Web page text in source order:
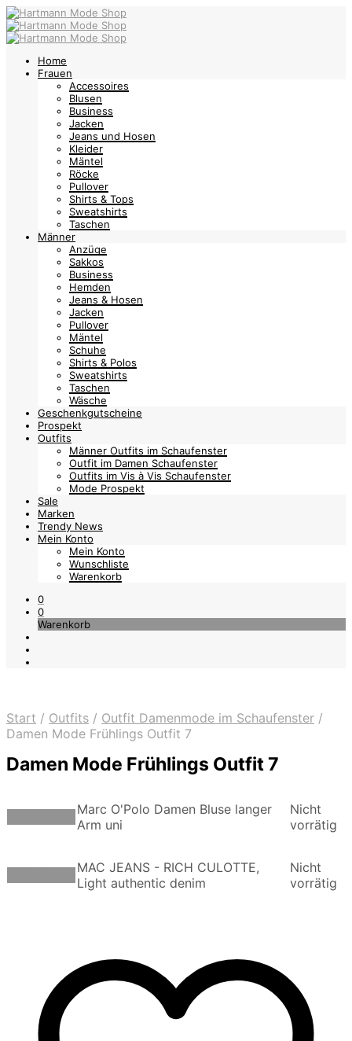
Home
Frauen
Accessoires
Blusen
Business
Jacken
Jeans und Hosen
Kleider
Mäntel
Röcke
Pullover
Shirts & Tops
Sweatshirts
Taschen
Männer
Anzüge
Sakkos
Business
Hemden
Jeans & Hosen
Jacken
Pullover
Mäntel
Schuhe
Shirts & Polos
Sweatshirts
Taschen
Wäsche
Geschenkgutscheine
Prospekt
Outfits
Männer Outfits im Schaufenster
Outfit im Damen Schaufenster
Outfits im Vis à Vis Schaufenster
Mode Prospekt
Sale
Marken
Trendy News
Mein Konto
Mein Konto
Wunschliste
Warenkorb
0
0
Warenkorb
Start / Outfits / Outfit Damenmode im Schaufenster /
Damen Mode Frühlings Outfit 7
Damen Mode Frühlings Outfit 7
Marc O'Polo Damen Bluse langer
Arm uni
Nicht
vorrätig
MAC JEANS - RICH CULOTTE,
Light authentic denim
Nicht
vorrätig